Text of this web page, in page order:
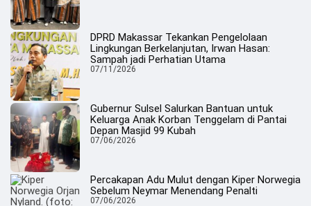
DPRD Makassar Tekankan Pengelolaan
Lingkungan Berkelanjutan, Irwan Hasan:
Sampah jadi Perhatian Utama
07/11/2026
Gubernur Sulsel Salurkan Bantuan untuk
Keluarga Anak Korban Tenggelam di Pantai
Depan Masjid 99 Kubah
07/06/2026
Percakapan Adu Mulut dengan Kiper Norwegia
Sebelum Neymar Menendang Penalti
07/06/2026